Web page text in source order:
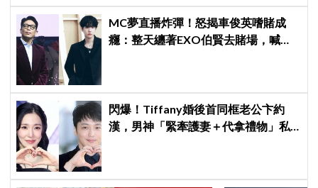
MC夢直播炸彈！怒揭車俊英嗜賭成
癮：整天纏著EXO伯賢去賭場，喊話
閃爆！Tiffany婚後首同框老公卞約
漢，男神「緊牽護妻＋代拿禮物」私